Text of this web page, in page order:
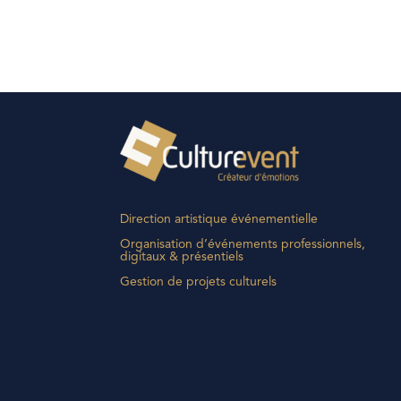
Direction artistique événementielle
Organisation d’événements professionnels,
digitaux & présentiels
Gestion de projets culturels